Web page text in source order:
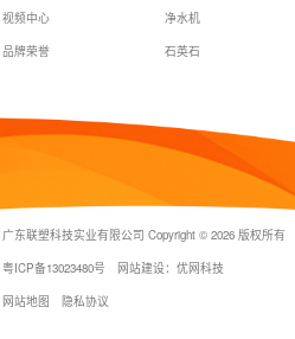
视频中心
品牌荣誉
净水机
石英石
广东联塑科技实业有限公司 Copyright © 2026 版权所有
粤ICP备13023480号
网站建设：优网科技
网站地图
隐私协议